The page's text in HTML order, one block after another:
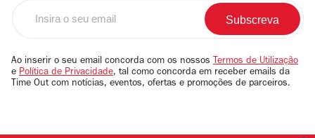
email
Ao inserir o seu email concorda com os nossos Termos de Utilização
e Política de Privacidade, tal como concorda em receber emails da
Time Out com notícias, eventos, ofertas e promoções de parceiros.